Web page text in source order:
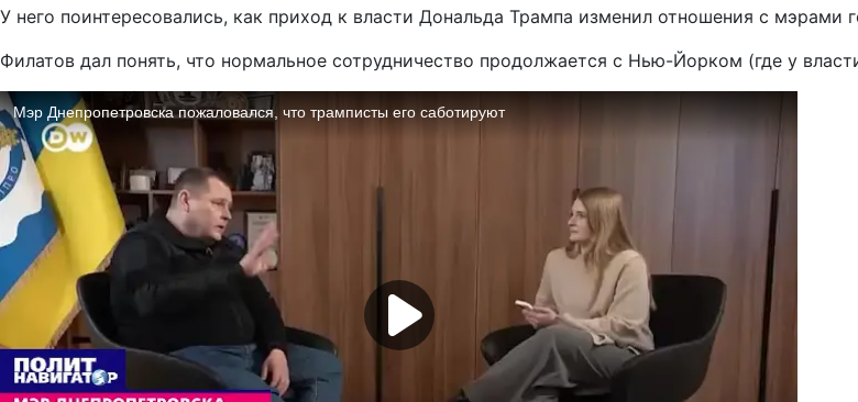
У него поинтересовались, как приход к власти Дональда Трампа изменил отношения с мэрами
Филатов дал понять, что нормальное сотрудничество продолжается с Нью-Йорком (где у